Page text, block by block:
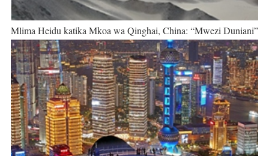
Mlima Heidu katika Mkoa wa Qinghai, China: “Mwezi Duniani”